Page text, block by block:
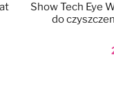
Show Tech Eye
do